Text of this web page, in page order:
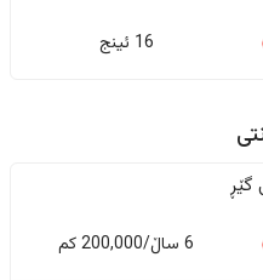
16 ئینج
گێڕ
6 ساڵ/200,000 کم